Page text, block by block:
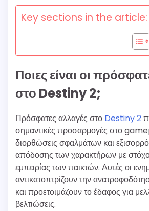
Key sections in the article:
Ποιες είναι οι
στο Destiny 2;
Πρόσφατες αλλαγές στο Destiny 2
σημαντικές προσαρμογές στο
διορθώσεις σφαλμάτων και
απόδοσης των χαρακτήρων με στόχο
εμπειρίας των παικτών. Αυτές οι
αντικατοπτρίζουν την
και προετοιμάζουν το έδαφος για
βελτιώσεις.